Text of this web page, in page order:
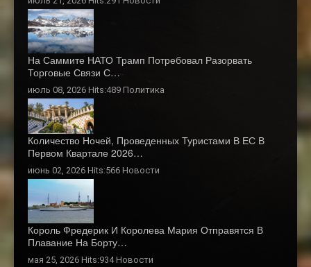
На Саммите НАТО Трамп Потребовал Разорвать
Торговые Связи С…
июль 08, 2026 Hits:489 Политика
Количество Ночей, Проведенных Туристами В ЕС В
Первом Квартале 2026…
июнь 02, 2026 Hits:566 Новости
Король Фредерик И Королева Мария Отправятся В
Плавание На Борту…
мая 25, 2026 Hits:934Новости